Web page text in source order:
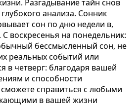
Разгадывание тайн снов
анализа. Сонник
сон по дню недели в,
воскресенья на понедельник:
бессмысленный сон, не
реальных событий или
в четверг: благодаря вашей
и способности
справиться с любыми
в вашей жизни